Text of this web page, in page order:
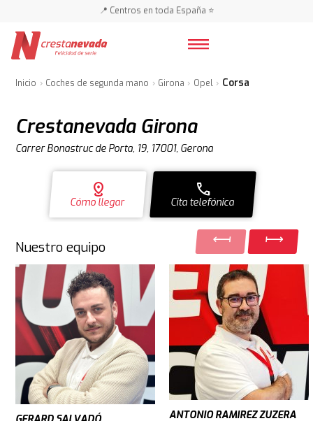
📍 Centros en toda España ⭐
📍 Centros en toda España ⭐
Inicio Coches de segunda mano Girona Opel Corsa
Crestanevada Girona
Carrer Bonastruc de Porta, 19, 17001, Gerona
distance
Cómo llegar
call
Cita telefónica
Nuestro equipo
ANTONIO RAMIREZ ZUZERA